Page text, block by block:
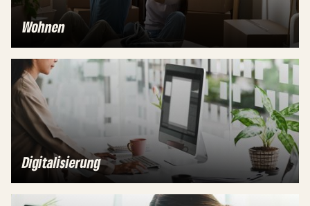
Wohnen
Digitalisierung